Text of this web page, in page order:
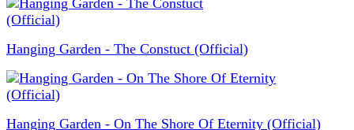
Hanging Garden - The Constuct (Official)
Hanging Garden - On The Shore Of Eternity (Official)